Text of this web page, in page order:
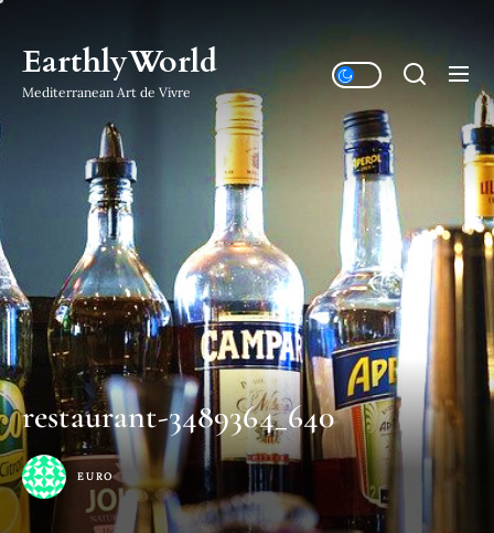
the
restaurant-3489364_640
EURO
EarthlyWorld
Mediterranean Art de Vivre